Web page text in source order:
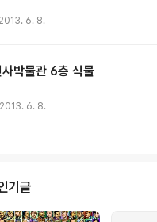
물리, 화학 3차 목표 복근 만들기 고급
: 해빗알피지에 입력한 할 일 목록
매달리면 재밌을만한 난제 목록이다.
2013. 6. 8.
박물관 6층 식물
2013. 6. 8.
기글